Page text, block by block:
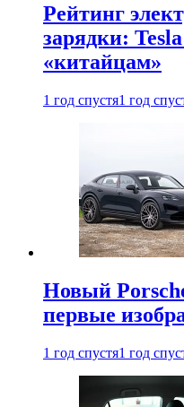
Рейтинг
зарядки:
«китайцам»
1 год спустя1 год
Новый
первые
1 год спустя1 год